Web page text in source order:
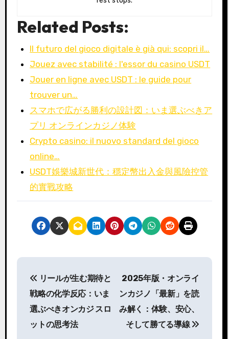
Related Posts:
Il futuro del gioco digitale è già qui: scopri il…
Jouez avec stabilité : l'essor du casino USDT
Jouer en ligne avec USDT : le guide pour
trouver un…
スマホで広がる勝利の設計図：いま選ぶべきア
プリ オンラインカジノ体験
Crypto casino: il nuovo standard del gioco
online…
USDT娛樂城新世代：穩定幣出入金與風險控管
的實戰攻略
P
リールが生む期待と
戦略の化学反応：いま
選ぶべきオンカジ スロ
ットの思考法
2025年版・オンライ
ンカジノ「最新」を読
み解く：体験、安心、
そして勝てる導線